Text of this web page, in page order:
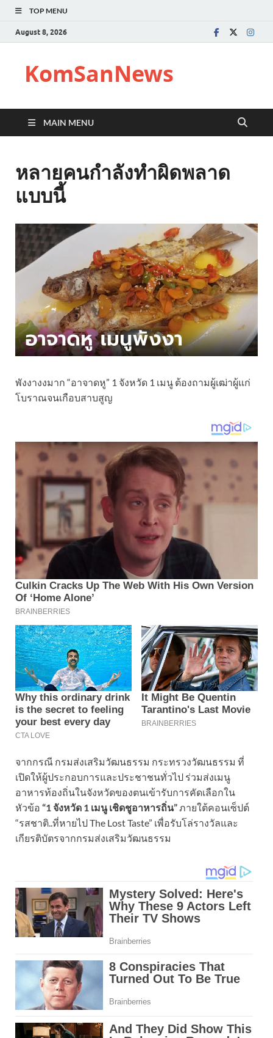
TOP MENU
August 8, 2026
KomSanNews
MAIN MENU
หลายคนกำลังทำผิดพลาด
แบบนี้
พังงางงมาก “อาจาดหู” 1 จังหวัด 1 เมนู ต้องถามผู้เฒ่าผู้แก่
โบราณจนเกือบสาบสูญ
จากกรณี กรมส่งเสริมวัฒนธรรม กระทรวงวัฒนธรรม ที่
เปิดให้ผู้ประกอบการและประชาชนทั่วไป ร่วมส่งเมนู
อาหารท้องถิ่นในจังหวัดของตนเข้ารับการคัดเลือกใน
หัวข้อ “1 จังหวัด 1 เมนู เชิดชูอาหารถิ่น”ภายใต้คอนเซ็ปต์
“รสชาติ..ที่หายไป The Lost Taste” เพื่อรับโล่รางวัลและ
เกียรติบัตรจากกรมส่งเสริมวัฒนธรรม